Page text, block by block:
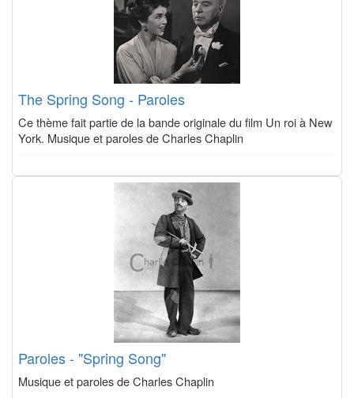
The Spring Song - Paroles
Ce thème fait partie de la bande originale du film Un roi à New
York. Musique et paroles de Charles Chaplin
Paroles - "Spring Song"
Musique et paroles de Charles Chaplin